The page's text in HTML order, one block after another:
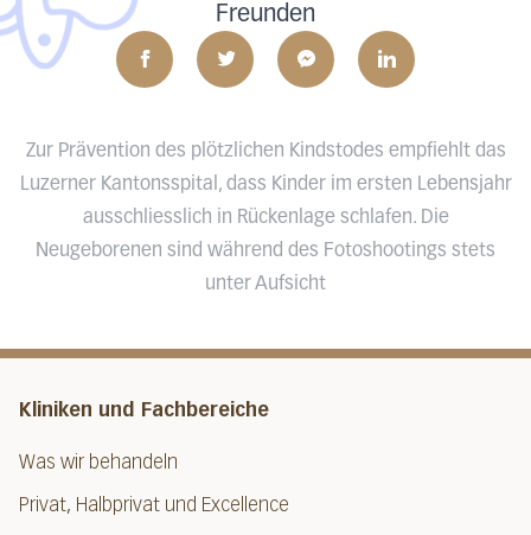
Freunden
Zur Prävention des plötzlichen Kindstodes empfiehlt das
Luzerner Kantonsspital, dass Kinder im ersten Lebensjahr
ausschliesslich in Rückenlage schlafen. Die
Neugeborenen sind während des Fotoshootings stets
unter Aufsicht
Kliniken und Fachbereiche
Was wir behandeln
Privat, Halbprivat und Excellence